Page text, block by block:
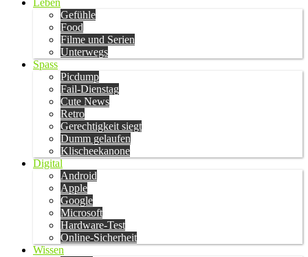
Leben
Gefühle
Food
Filme und Serien
Unterwegs
Spass
Picdump
Fail-Dienstag
Cute News
Retro
Gerechtigkeit siegt
Dumm gelaufen
Klischeekanone
Digital
Android
Apple
Google
Microsoft
Hardware-Test
Online-Sicherheit
Wissen